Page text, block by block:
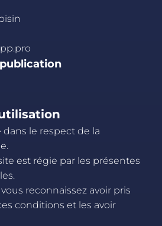
dans le respect de la
est régie par les présentes
reconnaissez avoir pris
conditions et les avoir